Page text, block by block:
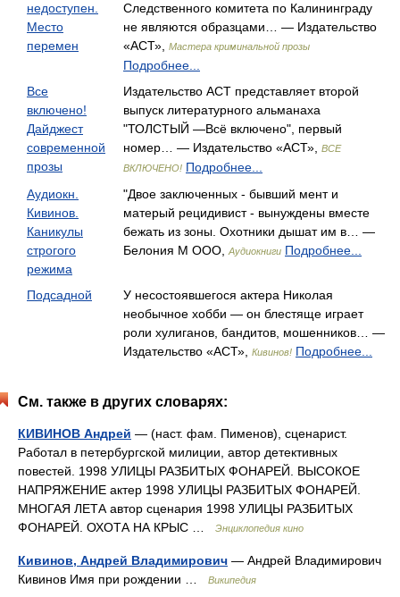
недоступен.
Место
перемен
Следственного комитета по Калининграду
не являются образцами… — Издательство
«АСТ»,
Мастера криминальной прозы
Подробнее...
Все
включено!
Дайджест
современной
прозы
Издательство АСТ представляет второй
выпуск литературного альманаха
"ТОЛСТЫЙ —Всё включено", первый
номер… — Издательство «АСТ»,
ВСЕ
ВКЛЮЧЕНО! Подробнее...
Аудиокн.
Кивинов.
Каникулы
строгого
режима
"Двое заключенных - бывший мент и
матерый рецидивист - вынуждены вместе
бежать из зоны. Охотники дышат им в… —
Белония М ООО,
Аудиокниги Подробнее...
Подсадной
У несостоявшегося актера Николая
необычное хобби — он блестяще играет
роли хулиганов, бандитов, мошенников… —
Издательство «АСТ»,
Кивинов! Подробнее...
См. также в других словарях:
КИВИНОВ Андрей — (наст. фам. Пименов), сценарист.
Работал в петербургской милиции, автор детективных
повестей. 1998 УЛИЦЫ РАЗБИТЫХ ФОНАРЕЙ. ВЫСОКОЕ
НАПРЯЖЕНИЕ актер 1998 УЛИЦЫ РАЗБИТЫХ ФОНАРЕЙ.
МНОГАЯ ЛЕТА автор сценария 1998 УЛИЦЫ РАЗБИТЫХ
ФОНАРЕЙ. ОХОТА НА КРЫС …
Энциклопедия кино
Кивинов, Андрей Владимирович — Андрей Владимирович
Кивинов Имя при рождении …
Википедия